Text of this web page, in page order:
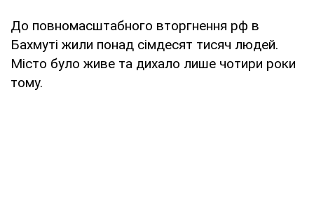
До повномасштабного вторгнення рф в
Бахмуті жили понад сімдесят тисяч людей.
Місто було живе та дихало лише чотири роки
тому.